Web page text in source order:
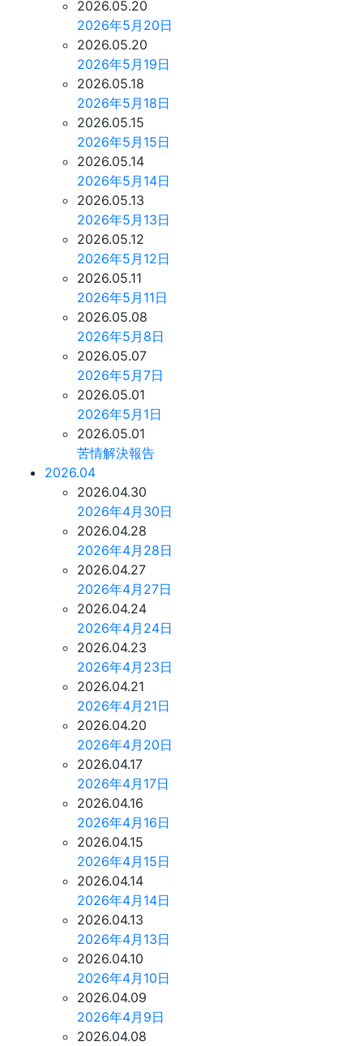
2026.05.20
2026年5月20日
2026.05.20
2026年5月19日
2026.05.18
2026年5月18日
2026.05.15
2026年5月15日
2026.05.14
2026年5月14日
2026.05.13
2026年5月13日
2026.05.12
2026年5月12日
2026.05.11
2026年5月11日
2026.05.08
2026年5月8日
2026.05.07
2026年5月7日
2026.05.01
2026年5月1日
2026.05.01
苦情解決報告
2026.04
2026.04.30
2026年4月30日
2026.04.28
2026年4月28日
2026.04.27
2026年4月27日
2026.04.24
2026年4月24日
2026.04.23
2026年4月23日
2026.04.21
2026年4月21日
2026.04.20
2026年4月20日
2026.04.17
2026年4月17日
2026.04.16
2026年4月16日
2026.04.15
2026年4月15日
2026.04.14
2026年4月14日
2026.04.13
2026年4月13日
2026.04.10
2026年4月10日
2026.04.09
2026年4月9日
2026.04.08